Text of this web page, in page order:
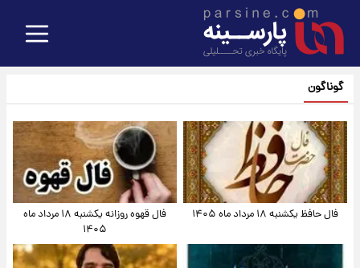
گوناگون
فال حافظ یکشنبه ۱۸ مرداد ماه ۱۴۰۵
فال قهوه روزانه یکشنبه ۱۸ مرداد ماه
۱۴۰۵